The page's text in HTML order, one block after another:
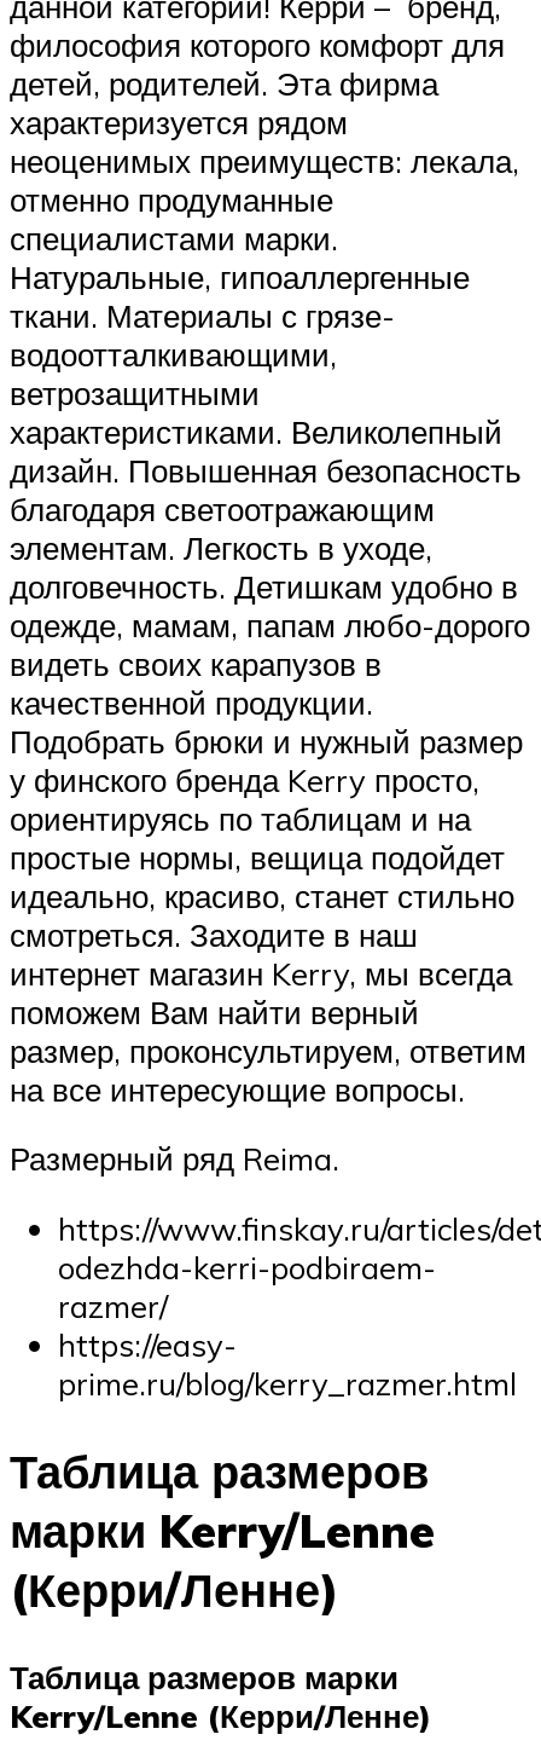
философия которого комфорт для
детей, родителей. Эта фирма
характеризуется рядом
неоценимых преимуществ: лекала,
отменно продуманные
специалистами марки.
Натуральные, гипоаллергенные
ткани. Материалы с грязе-
водоотталкивающими,
ветрозащитными
характеристиками. Великолепный
дизайн. Повышенная безопасность
благодаря светоотражающим
элементам. Легкость в уходе,
долговечность. Детишкам удобно в
одежде, мамам, папам любо-дорого
видеть своих карапузов в
качественной продукции.
Подобрать брюки и нужный размер
у финского бренда Kerry просто,
ориентируясь по таблицам и на
простые нормы, вещица подойдет
идеально, красиво, станет стильно
смотреться. Заходите в наш
интернет магазин Kerry, мы всегда
поможем Вам найти верный
размер, проконсультируем, ответим
на все интересующие вопросы.
Размерный ряд Reima.
https://www.finskay.ru/articles/
odezhda-kerri-podbiraem-
razmer/
https://easy-
prime.ru/blog/kerry_razmer.html
Таблица размеров
марки Kerry/Lenne
(Керри/Ленне)
Таблица размеров марки
Kerry/Lenne (Керри/Ленне)